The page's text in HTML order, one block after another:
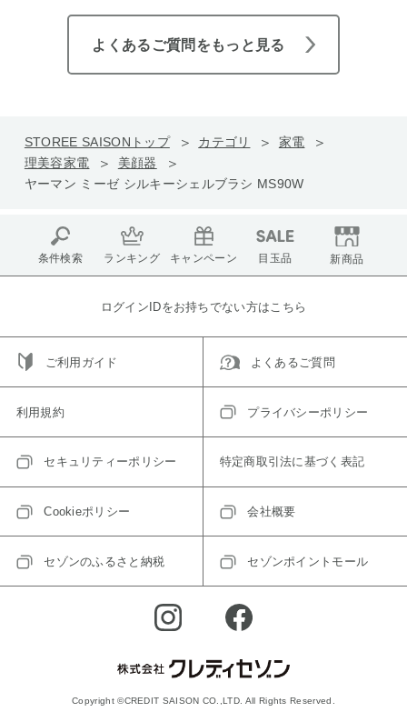
よくあるご質問をもっと見る
STOREE SAISONトップ カテゴリ
家電
理美容家電
美顔器
ヤーマン ミーゼ シルキーシェルブラシ MS90W
条件検索 ランキング キャンペーン 目玉品 新商品
ログインIDをお持ちでない方はこちら
ご利用ガイド よくあるご質問
利用規約 プライバシーポリシー
セキュリティーポリシー 特定商取引法に基づく表記
Cookieポリシー 会社概要
セゾンのふるさと納税 セゾンポイントモール
Copyright ©CREDIT SAISON CO.,LTD. All Rights Reserved.